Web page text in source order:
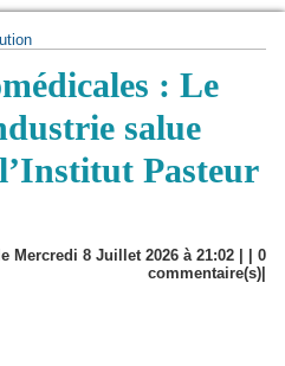
: Le
salue
Pasteur
Mercredi 8 Juillet 2026 à 21:02 | | 0
commentaire(s)|